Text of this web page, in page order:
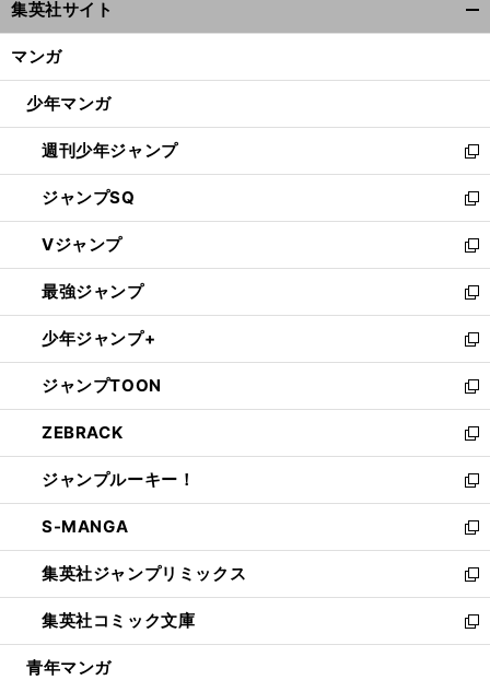
ィ
ン
ウ
開
く
集英社サイト
マンガ
少年マンガ
週刊少年ジャンプ
新
し
い
ウ
ィ
ン
ド
ウ
で
開
く
ジャンプSQ
新
し
い
ウ
ィ
ン
ド
ウ
で
開
く
Vジャンプ
新
し
い
ウ
ィ
ン
ド
ウ
で
開
く
最強ジャンプ
新
し
い
ウ
ィ
ン
ド
ウ
で
開
く
少年ジャンプ+
新
し
い
ウ
ィ
ン
ド
ウ
で
開
く
ジャンプTOON
新
し
い
ウ
ィ
ン
ド
ウ
で
開
く
ZEBRACK
新
し
い
ウ
ィ
ン
ド
ウ
で
開
ジャンプルーキー！
新
し
い
ウ
ィ
ン
ド
ウ
S-MANGA
新
し
い
ウ
ィ
ン
集英社ジャンプリミックス
新
し
い
ウ
集英社コミック文庫
新
し
青年マンガ